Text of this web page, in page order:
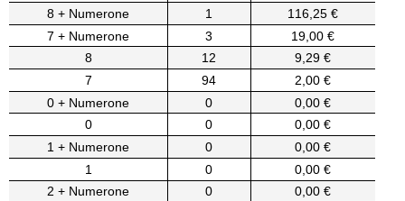
8 + Numerone
1
116,25 €
7 + Numerone
3
19,00 €
8
12
9,29 €
7
94
2,00 €
0 + Numerone
0
0,00 €
0
0
0,00 €
1 + Numerone
0
0,00 €
1
0
0,00 €
2 + Numerone
0
0,00 €